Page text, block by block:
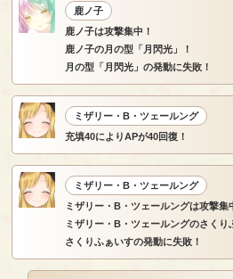
鹿ノ子
鹿ノ子は攻撃集中！
鹿ノ子の月の型「月閃光」！
月の型「月閃光」の発動に失敗！
ミザリー・B・ツェールング
充填40によりAPが40回復！
ミザリー・B・ツェールング
ミザリー・B・ツェールングは攻撃集
ミザリー・B・ツェールングのさくり
さくりふぁいすの発動に失敗！